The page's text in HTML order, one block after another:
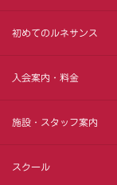
初めてのルネサンス
入会案内・料金
施設・スタッフ案内
スクール